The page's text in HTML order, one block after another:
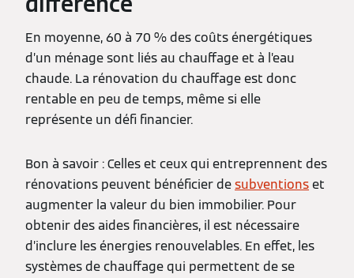
En moyenne, 60 à 70 % des coûts énergétiques
d’un ménage sont liés au chauffage et à l’eau
chaude. La rénovation du chauffage est donc
rentable en peu de temps, même si elle
représente un défi financier.
Bon à savoir : Celles et ceux qui entreprennent des
rénovations peuvent bénéficier desubventionset
augmenter la valeur du bien immobilier. Pour
obtenir des aides financières, il est nécessaire
d’inclure les énergies renouvelables. En effet, les
systèmes de chauffage qui permettent de se